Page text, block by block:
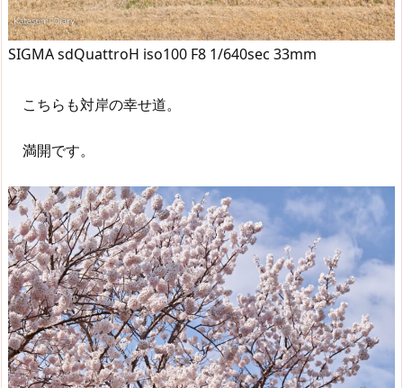
SIGMA sdQuattroH iso100 F8 1/640sec 33mm
こちらも対岸の幸せ道。
満開です。